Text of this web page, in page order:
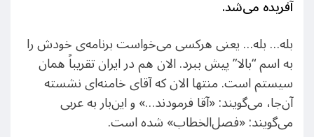
آفریده می‌شد.
بله… بله… یعنی هرکسی می‌خواست برنامه‌ی خودش را
به اسم “بالا” پیش ببرد. الان هم در ایران تقریباً همان
سیستم است. منتها الان که آقای خامنه‌ای نشسته
آن‌جا، می‌گویند: «آقا فرمودند…» و این‌بار به عربی
می‌گویند: «فصل‌الخطاب» شده است.